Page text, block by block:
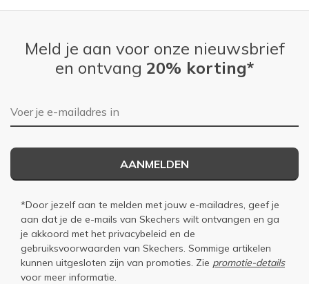
Meld je aan voor onze nieuwsbrief
en ontvang 20% korting*
E-mailadres
AANMELDEN
*Door jezelf aan te melden met jouw e-mailadres, geef je
aan dat je de e-mails van Skechers wilt ontvangen en ga
je akkoord met het privacybeleid en de
gebruiksvoorwaarden van Skechers. Sommige artikelen
kunnen uitgesloten zijn van promoties. Zie promotie-details
voor meer informatie.